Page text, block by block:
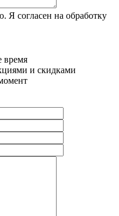
Я согласен на обработку
время
и скидками